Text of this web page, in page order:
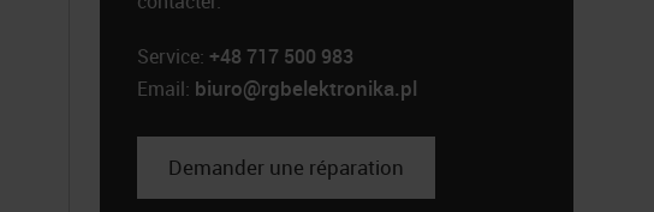
Service:+48 717 500 983
Email: biuro@rgbelektronika.pl
Demander une réparation